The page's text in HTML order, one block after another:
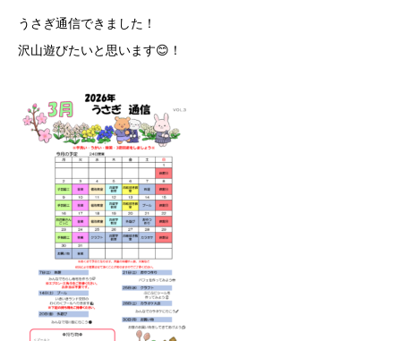
うさぎ通信できました！
沢山遊びたいと思います😊！